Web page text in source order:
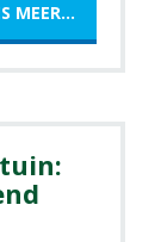
MEER...